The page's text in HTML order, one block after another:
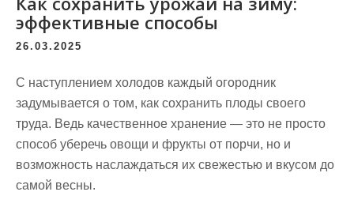
эффективные способы
26.03.2025
С наступлением холодов каждый огородник
задумывается о том, как сохранить плоды своего
труда. Ведь качественное хранение — это не просто
способ уберечь овощи и фрукты от порчи, но и
возможность наслаждаться их свежестью и вкусом до
самой весны.